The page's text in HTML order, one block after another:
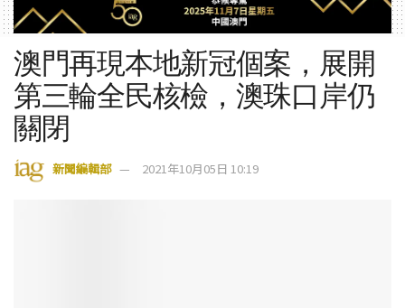
澳門再現本地新冠個案，展開
第三輪全民核檢，澳珠口岸仍
關閉
新聞編輯部 2021年10月05日 10:19